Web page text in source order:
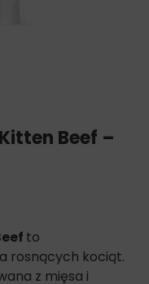
Beef –
to
rosnących kociąt.
z mięsa i